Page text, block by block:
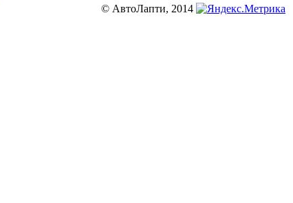
© АвтоЛапти, 2014